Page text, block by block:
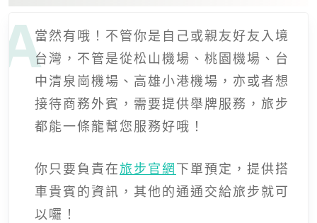
當然有哦！不管你是自己或親友好友入境
台灣，不管是從松山機場、桃園機場、台
中清泉崗機場、高雄小港機場，亦或者想
接待商務外賓，需要提供舉牌服務，旅步
都能一條龍幫您服務好哦！
你只要負責在旅步官網下單預定，提供搭
車貴賓的資訊，其他的通通交給旅步就可
以囉！